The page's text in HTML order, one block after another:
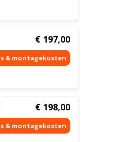
€ 197,00
€ 198,00